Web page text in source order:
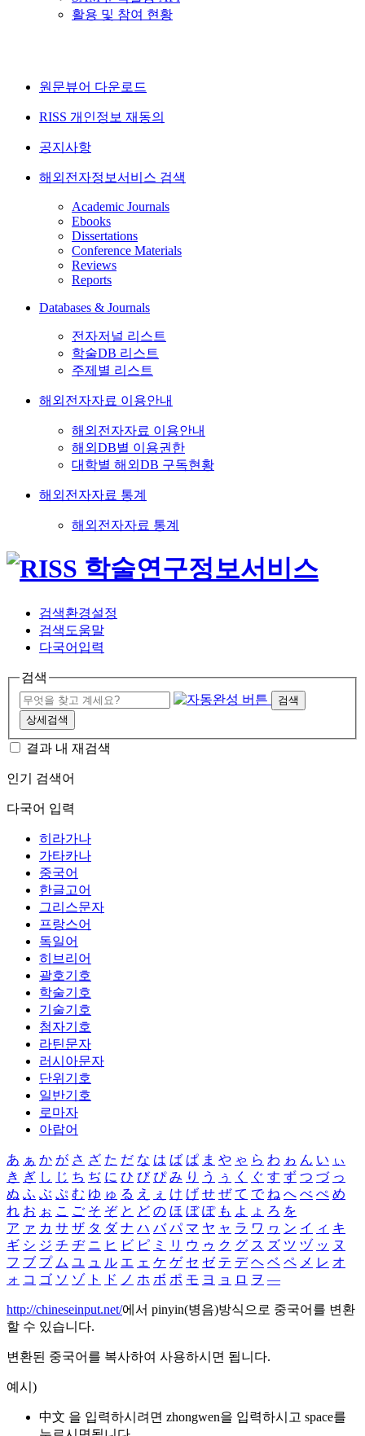
활용 및 참여 현황
원문뷰어 다운로드
RISS 개인정보 재동의
공지사항
해외전자정보서비스 검색
Academic Journals
Ebooks
Dissertations
Conference Materials
Reviews
Reports
Databases & Journals
전자저널 리스트
학술DB 리스트
주제별 리스트
해외전자자료 이용안내
해외전자자료 이용안내
해외DB별 이용권한
대학별 해외DB 구독현황
해외전자자료 통계
해외전자자료 통계
검색환경설정
검색도움말
다국어입력
검색
검색
상세검색
결과 내 재검색
인기 검색어
다국어 입력
히라가나
가타카나
중국어
한글고어
그리스문자
프랑스어
독일어
히브리어
괄호기호
학술기호
기술기호
첨자기호
라틴문자
러시아문자
단위기호
일반기호
로마자
아랍어
あ ぁ か が さ ざ た だ な は ば ぱ ま や ゃ ら わ ゎ ん い ぃ
き ぎ し じ ち ぢ に ひ び ぴ み り う ぅ く ぐ す ず つ づ っ
ぬ ふ ぶ ぷ む ゆ ゅ る え ぇ け げ せ ぜ て で ね へ べ ぺ め
れ お ぉ こ ご そ ぞ と ど の ほ ぼ ぽ も よ ょ ろ を
ア ァ カ サ ザ タ ダ ナ ハ バ パ マ ヤ ャ ラ ワ ヮ ン イ ィ キ
ギ シ ジ チ ヂ ニ ヒ ビ ピ ミ リ ウ ゥ ク グ ス ズ ツ ヅ ッ ヌ
フ ブ プ ム ユ ュ ル エ ェ ケ ゲ セ ゼ テ デ ヘ ベ ペ メ レ オ
ォ コ ゴ ソ ゾ ト ド ノ ホ ボ ポ モ ヨ ョ ロ ヲ ―
http://chineseinput.net/에서 pinyin(병음)방식으로 중국어를 변환
할 수 있습니다.
변환된 중국어를 복사하여 사용하시면 됩니다.
예시)
中文 을 입력하시려면 zhongwen을 입력하시고 space를